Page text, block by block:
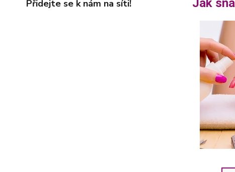
Přidejte se k nám na síti! Jak